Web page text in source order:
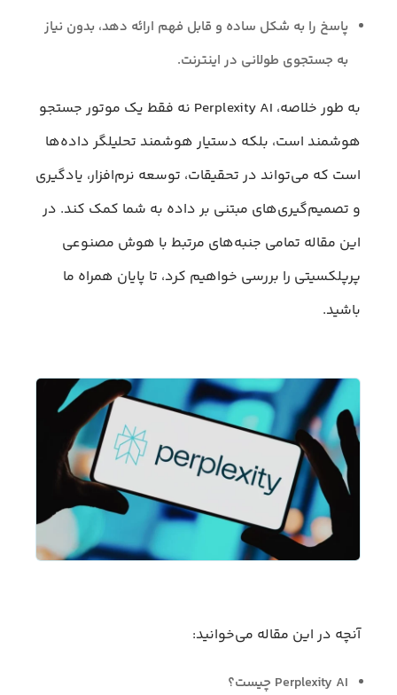
پاسخ را به شکل ساده و قابل فهم ارائه دهد، بدون نیاز
به جستجوی طولانی در اینترنت.
به طور خلاصه، Perplexity AI نه فقط یک موتور جستجو
هوشمند است، بلکه دستیار هوشمند تحلیلگر داده‌ها
است که می‌تواند در تحقیقات، توسعه نرم‌افزار، یادگیری
و تصمیم‌گیری‌های مبتنی بر داده به شما کمک کند. در
این مقاله تمامی جنبه‌های مرتبط با هوش مصنوعی
پرپلکسیتی را بررسی خواهیم کرد، تا پایان همراه ما
باشید.
آنچه در این مقاله می‌خوانید:
Perplexity AI چیست؟